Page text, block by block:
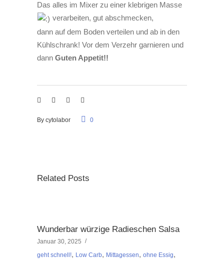
Das alles im Mixer zu einer klebrigen Masse
verarbeiten, gut abschmecken,
dann auf dem Boden verteilen und ab in den
Kühlschrank! Vor dem Verzehr garnieren und
dann Guten Appetit!!
By cytolabor 0
Related Posts
Wunderbar würzige Radieschen Salsa
Januar 30, 2025
geht schnell!, Low Carb, Mittagessen, ohne Essig,